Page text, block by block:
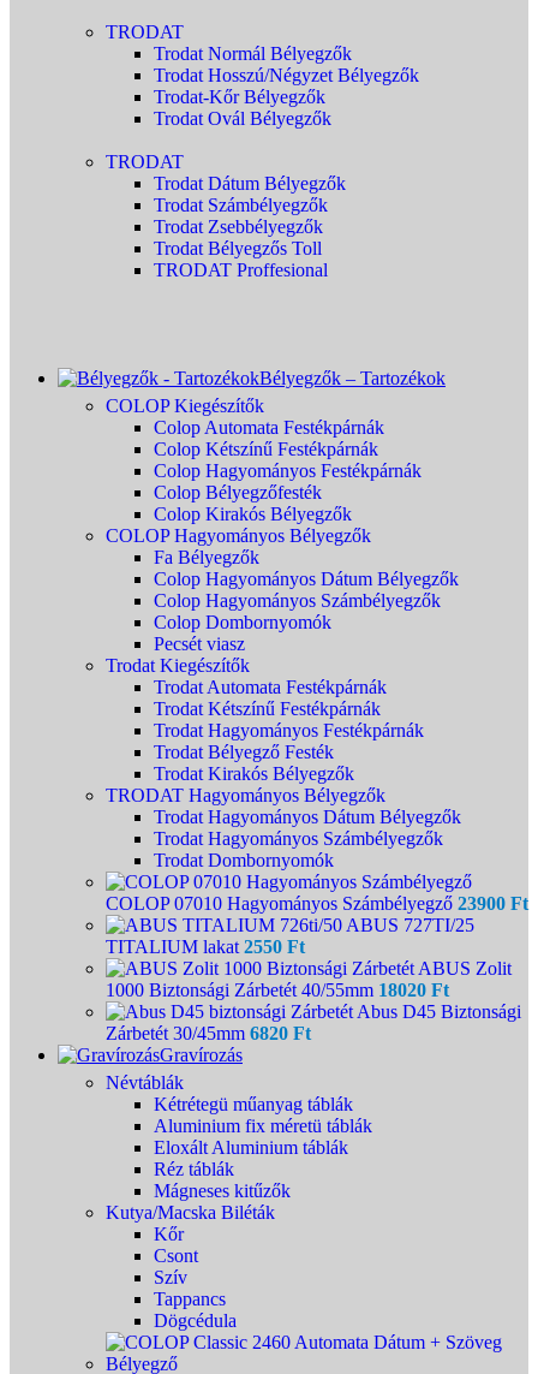
TRODAT
Trodat Normál Bélyegzők
Trodat Hosszú/Négyzet Bélyegzők
Trodat-Kőr Bélyegzők
Trodat Ovál Bélyegzők
TRODAT
Trodat Dátum Bélyegzők
Trodat Számbélyegzők
Trodat Zsebbélyegzők
Trodat Bélyegzős Toll
TRODAT Proffesional
Bélyegzők – Tartozékok
COLOP Kiegészítők
Colop Automata Festékpárnák
Colop Kétszínű Festékpárnák
Colop Hagyományos Festékpárnák
Colop Bélyegzőfesték
Colop Kirakós Bélyegzők
COLOP Hagyományos Bélyegzők
Fa Bélyegzők
Colop Hagyományos Dátum Bélyegzők
Colop Hagyományos Számbélyegzők
Colop Dombornyomók
Pecsét viasz
Trodat Kiegészítők
Trodat Automata Festékpárnák
Trodat Kétszínű Festékpárnák
Trodat Hagyományos Festékpárnák
Trodat Bélyegző Festék
Trodat Kirakós Bélyegzők
TRODAT Hagyományos Bélyegzők
Trodat Hagyományos Dátum Bélyegzők
Trodat Hagyományos Számbélyegzők
Trodat Dombornyomók
COLOP 07010 Hagyományos Számbélyegző 23900 Ft
ABUS 727TI/25
TITALIUM lakat 2550 Ft
ABUS Zolit
1000 Biztonsági Zárbetét 40/55mm 18020 Ft
Abus D45 Biztonsági
Zárbetét 30/45mm 6820 Ft
Gravírozás
Névtáblák
Kétrétegü műanyag táblák
Aluminium fix méretü táblák
Eloxált Aluminium táblák
Réz táblák
Mágneses kitűzők
Kutya/Macska Biléták
Kőr
Csont
Szív
Tappancs
Dögcédula